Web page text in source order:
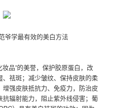
爷学最有效的美白方法
妆品”的美誉，保护胶原蛋白，改
祛斑；减少皱纹、保持皮肤的柔
强皮肤抵抗力、免疫力，防治皮
辐射能力，阻止紫外线侵害；葡